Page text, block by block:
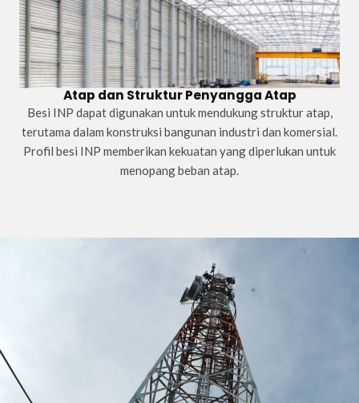
Atap dan Struktur Penyangga Atap
Besi INP dapat digunakan untuk mendukung struktur atap,
terutama dalam konstruksi bangunan industri dan komersial.
Profil besi INP memberikan kekuatan yang diperlukan untuk
menopang beban atap.